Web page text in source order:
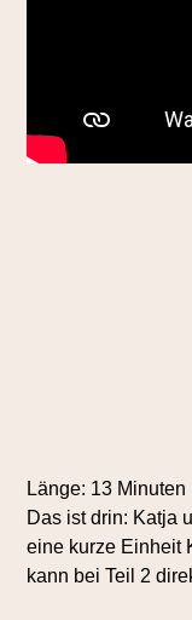
Länge: 13 Minuten
Das ist drin: Katja
eine kurze Einheit
kann bei Teil 2